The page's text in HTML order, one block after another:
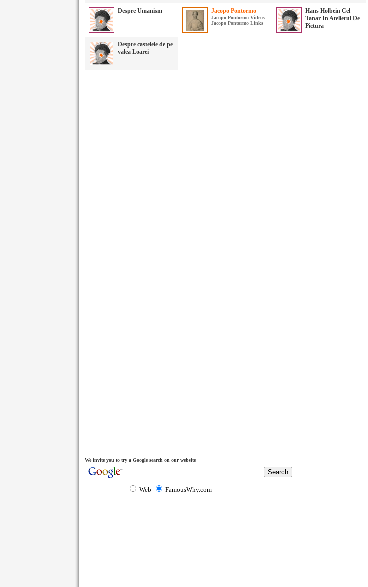
Despre Umanism Jacopo Pontormo
Jacopo Pontormo Videos
Jacopo Pontormo Links
Hans Holbein Cel
Tanar In Atelierul De
Pictura
Despre castelele de pe
valea Loarei
We invite you to try a Google search on our website
Web FamousWhy.com